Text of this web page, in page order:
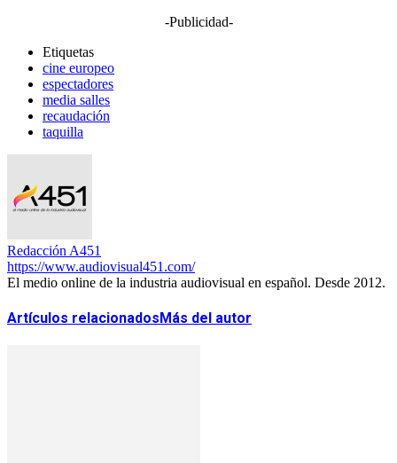
-Publicidad-
Etiquetas
cine europeo
espectadores
media salles
recaudación
taquilla
Redacción A451
https://www.audiovisual451.com/
El medio online de la industria audiovisual en español. Desde 2012.
Artículos relacionadosMás del autor